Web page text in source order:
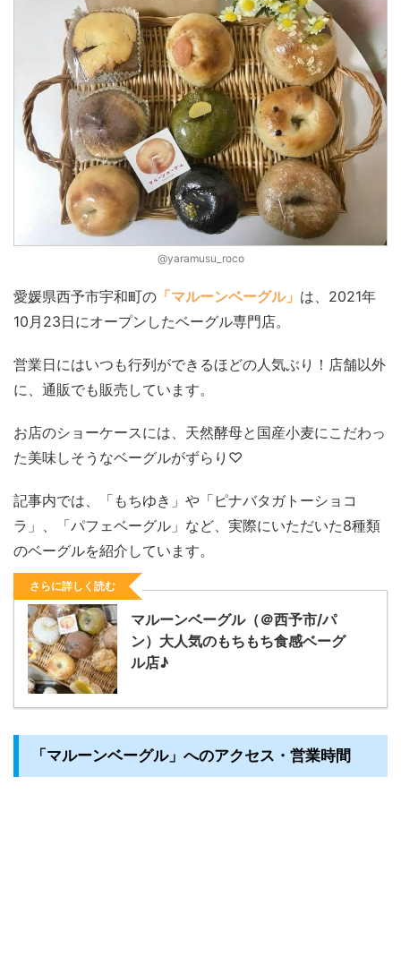
@yaramusu_roco
愛媛県西予市宇和町の 「マルーンベーグル」 は、2021年
10月23日にオープンしたベーグル専門店。
営業日にはいつも行列ができるほどの人気ぶり！店舗以外
に、通販でも販売しています。
お店のショーケースには、天然酵母と国産小麦にこだわっ
た美味しそうなベーグルがずらり♡
記事内では、「もちゆき」や「ピナバタガトーショコ
ラ」、「パフェベーグル」など、実際にいただいた8種類
のベーグルを紹介しています。
さらに詳しく読む
マルーンベーグル（＠西予市/パ
ン）大人気のもちもち食感ベーグ
ル店♪
「マルーンベーグル」へのアクセス・営業時間